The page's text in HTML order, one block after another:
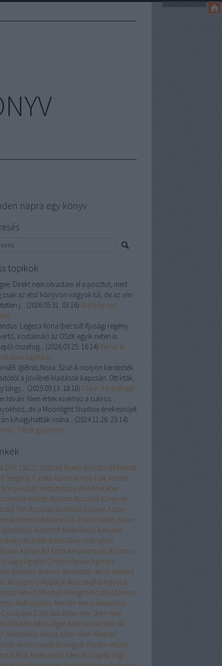
napra egy könyv
topikok
Direkt nem olvastam el a posztot, mert
csak az első könyvön vagyok túl, de az vmi
j... (2026.05.31. 03:16) Bull-Hansen:
Legeza Ilona (becsült ifjusági regény
irodalmár) az OSzK egyik neten is
öszefog... (2026.03.25. 16:14) Verne: A
éves kapitány
@Brds.Nora: Szia! A molyon kérdezték
a jövőbeli kiadások kapcsán. Ott írták,
tárgy... (2025.09.13. 18:18) Clare: A kardfogó
István: Nem értek ezekhez a cukros
de a Moonlight Shadow énekesnőjét
kihagyhatták volna... (2024.11.26. 23:14)
Tiltott gyümölcs
100 21. Század Kiadó 39 kulcs 44 fejezet
5regény 7. cella Aaron Aaron Falk Aarsen
Könyvkiadó AbbottAbby AbéÁbelAbel
AbnettAbramsAbszolút Könyvek
Töri Accardo AcélökölAciman Acton
Adamson Ádám és Lili Adam Fawley Adam
adaptáció Addicted Adele ParksAdeyemi
Brenyah AdlerAdler-Olsen Adlington
Adrian Ad Astra Aeramentum aforizma
Saga Agatha ChristieAgaveÁgenda
Ahnhem AichnerAinsworth akció Akkord
Akszjonov Alapítók Álarcok@ármányok
AlbertAlbertalli AlbrightAlcottAlderman
AlekszijevicsAlenderAleva Alexandra
CrossAlex DahlAlex RiderAlex Stern Alex
Alfa AlfieAlfon AlgerAlien Alison WeirAli
Alkomédia Alkusz Allain Allen Allende
Álomcsapda ÁlomgyárAlpsten Alsaid
Altaj Altebrando Alten AlvilágAlvilági